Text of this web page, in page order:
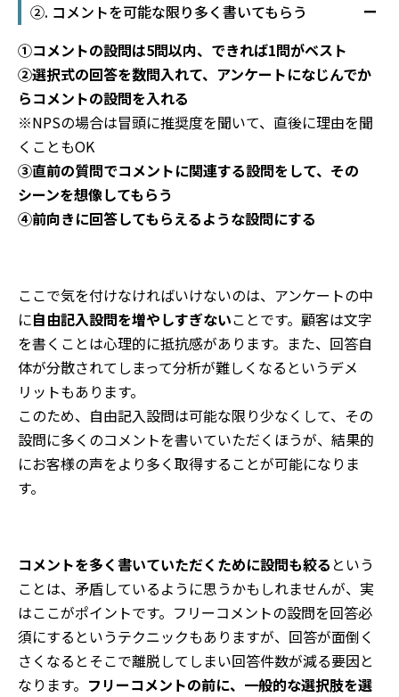
②. コメントを可能な限り多く書いてもらう
①コメントの設問は5問以内、できれば1問がベスト
②選択式の回答を数問入れて、アンケートになじんでか
らコメントの設問を入れる
※NPSの場合は冒頭に推奨度を聞いて、直後に理由を聞
くこともOK
③直前の質問でコメントに関連する設問をして、その
シーンを想像してもらう
④前向きに回答してもらえるような設問にする
ここで気を付けなければいけないのは、アンケートの中
に自由記入設問を増やしすぎないことです。顧客は文字
を書くことは心理的に抵抗感があります。また、回答自
体が分散されてしまって分析が難しくなるというデメ
リットもあります。
このため、自由記入設問は可能な限り少なくして、その
設問に多くのコメントを書いていただくほうが、結果的
にお客様の声をより多く取得することが可能になりま
す。
コメントを多く書いていただくために設問も絞る という
ことは、矛盾しているように思うかもしれませんが、実
はここがポイントです。フリーコメントの設問を回答必
須にするというテクニックもありますが、回答が面倒く
さくなるとそこで離脱してしまい回答件数が減る要因と
なります。 フリーコメントの前に、一般的な選択肢を選